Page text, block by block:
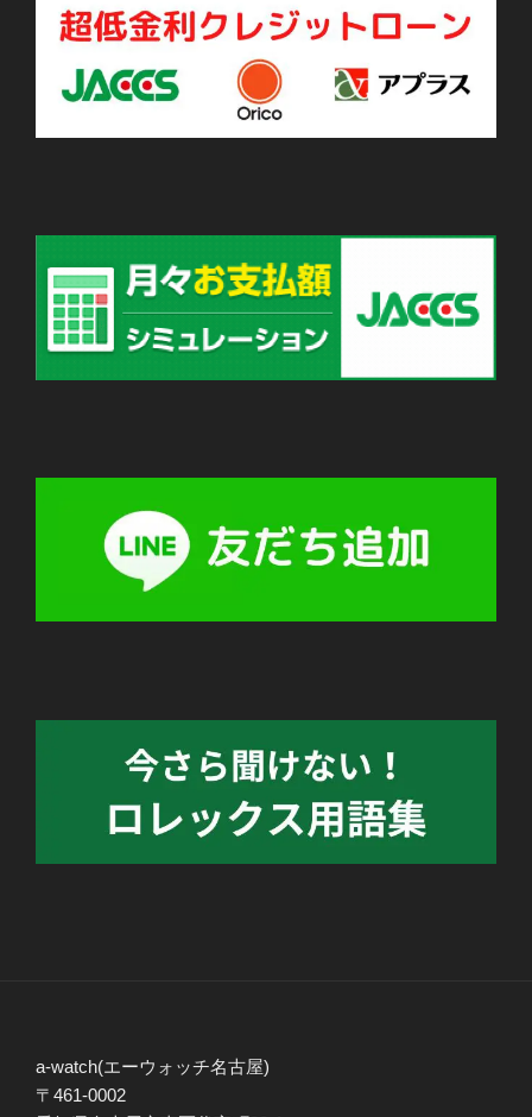
a-watch(エーウォッチ名古屋)
〒461-0002